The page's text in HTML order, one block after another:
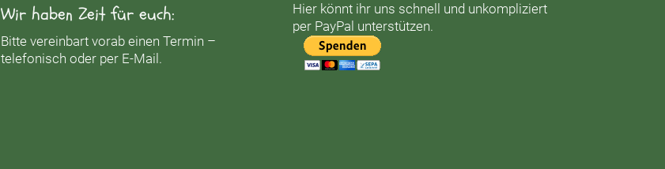
Wir haben Zeit für euch:
Bitte vereinbart vorab einen Termin –
telefonisch oder per E-Mail.
Hier könnt ihr uns schnell und unkompliziert
per PayPal unterstützen.